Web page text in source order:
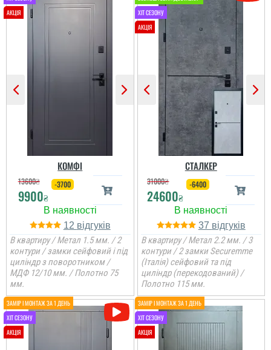
КОМФІ
13600₴
9900₴
-3700
12
В квартиру / Метал 1.5 мм. / 2
контури / замки сейфовий і під
циліндр з поворотником /
МДФ 12/10 мм. / Полотно 75
мм.
СТАЛКЕР
31000₴
24600₴
-6400
37
В квартиру / Метал 2.2 мм. / 3
контури / 2 замки Securemme
(Італія) сейфовий та під
циліндр (перекодований) /
Полотно 115 мм.